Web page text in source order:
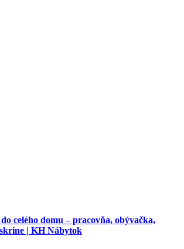
celého domu – pracovňa, obývačka,
| KH Nábytok